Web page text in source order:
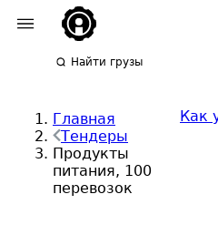
Найти грузы
Главная
Тендеры
Продукты
питания, 100
перевозок
Как